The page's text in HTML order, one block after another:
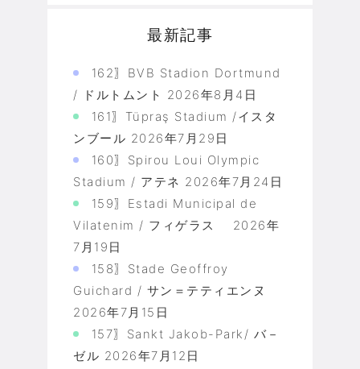
最新記事
162〗BVB Stadion Dortmund
/ ドルトムント 2026年8月4日
161〗Tüpraş Stadium /イスタ
ンブール 2026年7月29日
160〗Spirou Loui Olympic
Stadium / アテネ 2026年7月24日
159〗Estadi Municipal de
Vilatenim / フィゲラス
2026年
7月19日
158〗Stade Geoffroy
Guichard / サン＝テティエンヌ
2026年7月15日
157〗Sankt Jakob-Park/ バ－
ゼル 2026年7月12日